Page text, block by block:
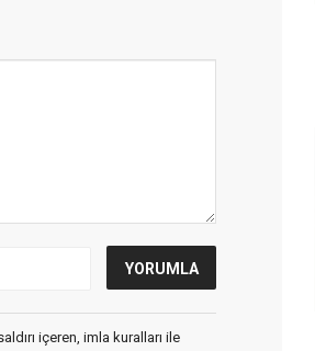
içeren, imla kuralları ile